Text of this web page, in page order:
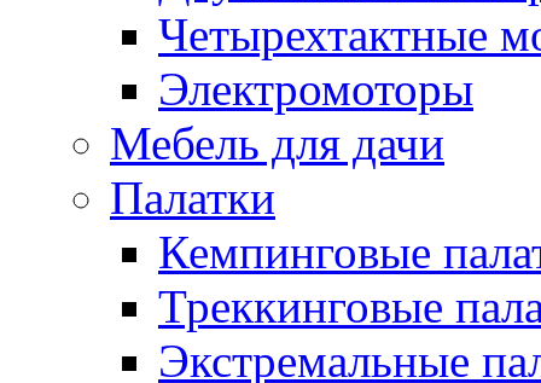
Четырехтактные
Электромоторы
Мебель для дачи
Палатки
Кемпинговые
Треккинговые
Экстремальные